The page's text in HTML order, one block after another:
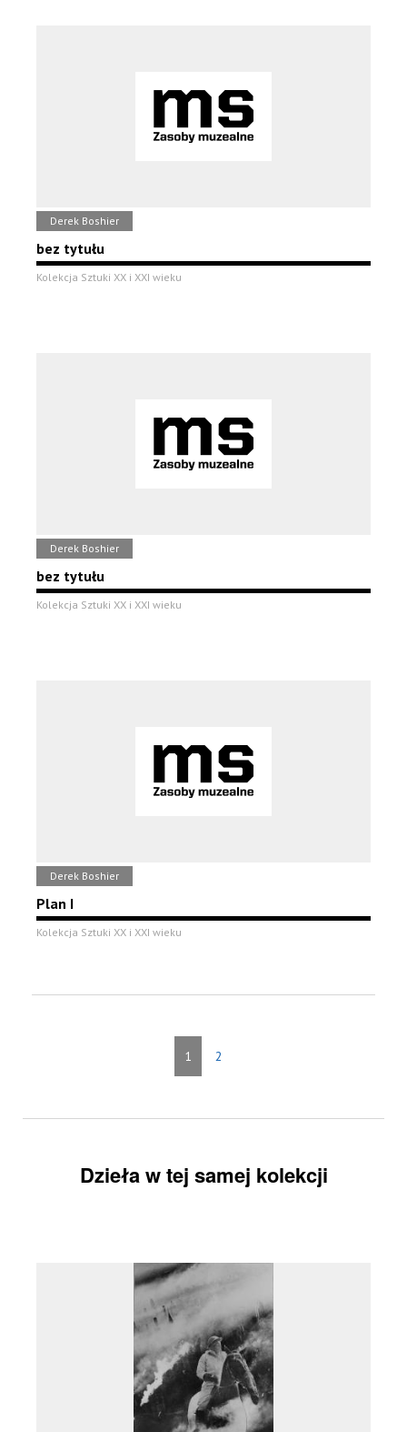
Derek Boshier
bez tytułu
Kolekcja Sztuki XX i XXI wieku
Derek Boshier
bez tytułu
Kolekcja Sztuki XX i XXI wieku
Derek Boshier
Plan I
Kolekcja Sztuki XX i XXI wieku
1 2
Dzieła w tej samej kolekcji